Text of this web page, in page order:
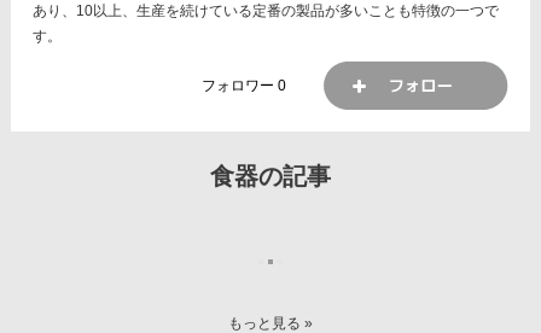
あり、10以上、生産を続けている定番の製品が多いことも特徴の一つで
す。
フォロワー0
食器の記事
11年3ヶ月使用中